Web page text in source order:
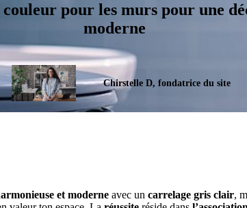
pour les murs pour une
moderne
Chirstelle D, fondatrice du site
et moderne avec un carrelage gris clair,